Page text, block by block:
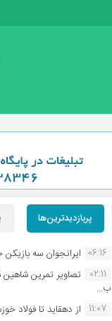
پربازدیدترین‌ها
06:16 ایرانجوان سه
02:11
تصاویر تمرین
ب...
11:07 از دهقاید تا فولاد